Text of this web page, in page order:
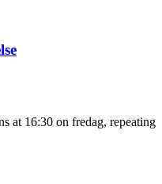
at 16:30 on fredag, repeating